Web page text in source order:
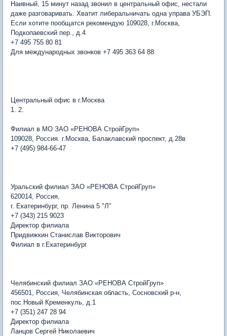
Наивный, 15 минут назад звонил в центральный офис, нестали
даже разговаривать. Хватит либеральничать одна управа УБЭП.
Если хотите пообщатся рекомендую 109028, г.Москва,
Подкопаевский пер., д.4
+7 495 755 80 81
Для международных звонков +7 495 363 64 88
Центральный офис в г.Москва
1. 2.
Филиал в МО ЗАО «РЕНОВА СтройГруп»
109028, Россия. г.Москва, Балаклавский проспект, д.28в
+7 (495) 984-66-47
Уральский филиал ЗАО «РЕНОВА СтройГруп»
620014, Россия,
г. Екатеринбург, пр. Ленина 5 "Л"
+7 (343) 215 9023
Директор филиала
Придвижкин Станислав Викторович
Филиал в г.Екатеринбург
Челябинский филиал ЗАО «РЕНОВА СтройГруп»
456501, Россия, Челябинская область, Сосновский р-н,
пос.Новый Кременкуль, д.1
+7 (351) 247 28 94
Директор филиала
Ланцов Сергей Николаевич